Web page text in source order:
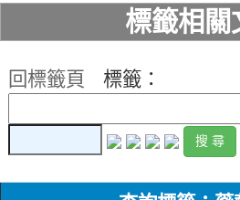
標籤相關
回標籤頁
標籤：